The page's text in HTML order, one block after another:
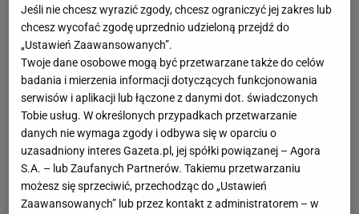
Jeśli nie chcesz wyrazić zgody, chcesz ograniczyć jej zakres lub
chcesz wycofać zgodę uprzednio udzieloną przejdź do
„Ustawień Zaawansowanych”.
Twoje dane osobowe mogą być przetwarzane także do celów
badania i mierzenia informacji dotyczących funkcjonowania
serwisów i aplikacji lub łączone z danymi dot. świadczonych
Tobie usług. W określonych przypadkach przetwarzanie
danych nie wymaga zgody i odbywa się w oparciu o
uzasadniony interes Gazeta.pl, jej spółki powiązanej – Agora
S.A. – lub Zaufanych Partnerów. Takiemu przetwarzaniu
możesz się sprzeciwić, przechodząc do „Ustawień
Zaawansowanych” lub przez kontakt z administratorem – w